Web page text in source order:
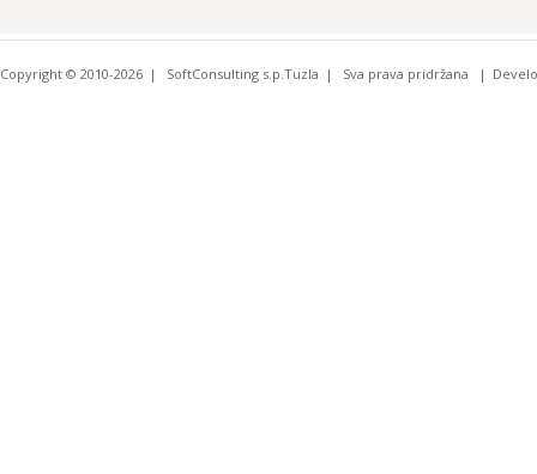
Copyright © 2010-2026 SoftConsulting s.p.Tuzla Sva prava pridržana